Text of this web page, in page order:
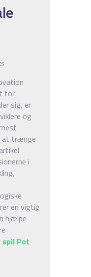
for
sig, er
og
at trænge
i
en vigtig
hjælpe
spil Pot